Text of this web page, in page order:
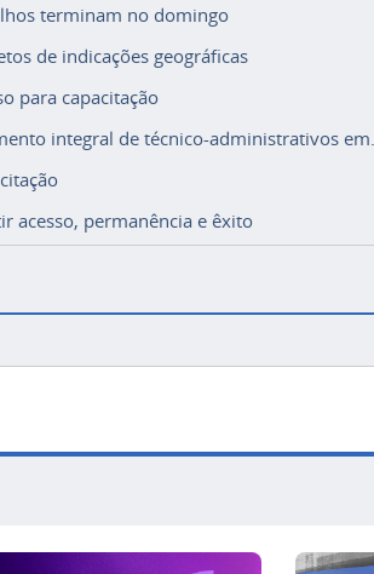
terminam no domingo
de indicações geográficas
para capacitação
integral de técnico-administrativos em...
acesso, permanência e êxito